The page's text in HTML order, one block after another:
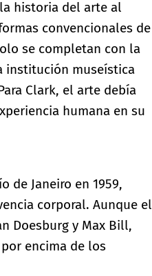
la historia del arte al
convencionales de
se completan con la
institución museística
Clark, el arte debía
humana en su
de Janeiro en 1959,
corporal. Aunque el
Doesburg y Max Bill,
encima de los